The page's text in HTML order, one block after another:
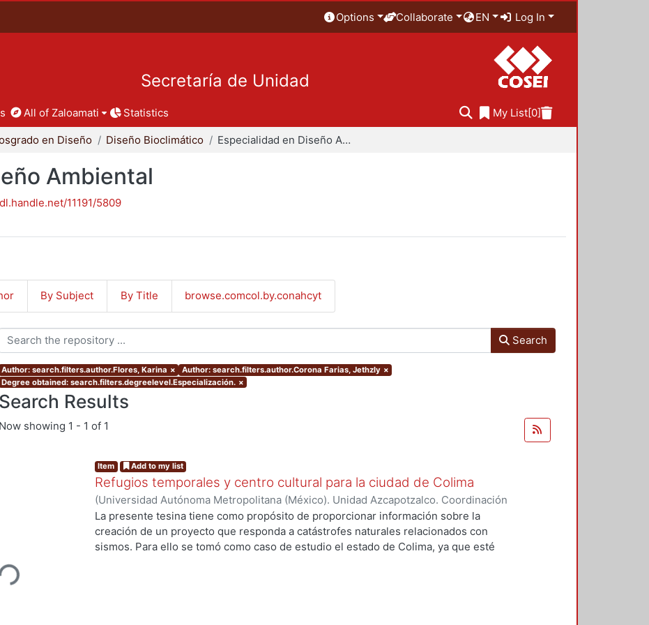
Options Collaborate EN Log In
Secretaría de Unidad
All of Zaloamati Statistics My List[0]
en Diseño Diseño Bioclimático Especialidad en Diseño Ambiental
Ambiental
11191/5809
By Subject By Title browse.comcol.by.conahcyt
Search
Author: search.filters.author.Flores, Karina × Author: search.filters.author.Corona Farias, Jethzly ×
Degree obtained: search.filters.degreelevel.Especialización. ×
Search Results
Now showing 1 - 1 of 1
Item Add to my list
Refugios temporales y centro cultural para la ciudad de Colima
(Universidad Autónoma Metropolitana (México). Unidad Azcapotzalco. Coordinación
de Servicios de Información.,2015-09)Corona Farias, Jethzly;Flores, Karina
La presente tesina tiene como propósito de proporcionar información sobre la
creación de un proyecto que responda a catástrofes naturales relacionados con
sismos. Para ello se tomó como caso de estudio el estado de Colima, ya que esté